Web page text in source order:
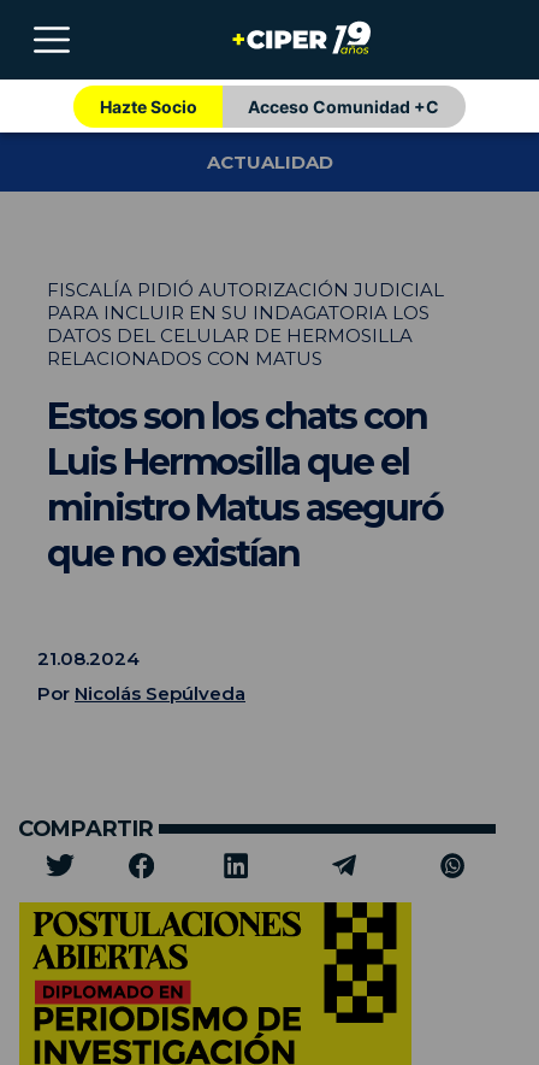
Hazte Socio Acceso Comunidad +C
ACTUALIDAD
FISCALÍA PIDIÓ AUTORIZACIÓN JUDICIAL
PARA INCLUIR EN SU INDAGATORIA LOS
DATOS DEL CELULAR DE HERMOSILLA
RELACIONADOS CON MATUS
Estos son los chats con
Luis Hermosilla que el
ministro Matus aseguró
que no existían
21.08.2024
Por Nicolás Sepúlveda
COMPARTIR